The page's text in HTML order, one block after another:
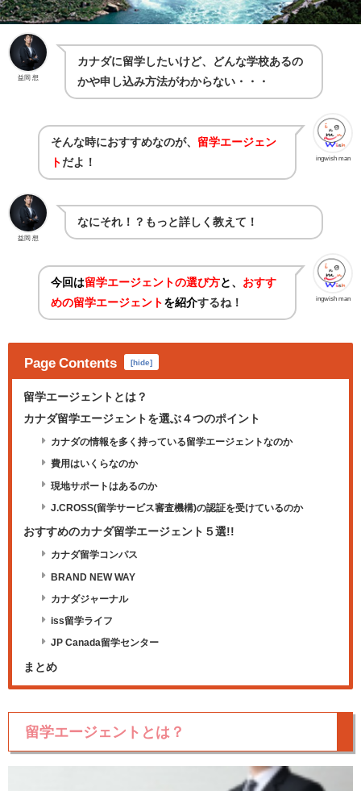
益岡 想
カナダに留学したいけど、どんな学校あるの
かや申し込み方法がわからない・・・
ingwish man
そんな時におすすめなのが、 留学エージェン
ト だよ！
益岡 想
なにそれ！？もっと詳しく教えて！
ingwish man
今回は留学エージェントの選び方と、 おすす
めの留学エージェント を紹介するね！
Page Contents [hide]
留学エージェントとは？
カナダ留学エージェントを選ぶ４つのポイント
カナダの情報を多く持っている留学エージェントなのか
費用はいくらなのか
現地サポートはあるのか
J.CROSS(留学サービス審査機構)の認証を受けているのか
おすすめのカナダ留学エージェント５選!!
カナダ留学コンパス
BRAND NEW WAY
カナダジャーナル
iss留学ライフ
JP Canada留学センター
まとめ
留学エージェントとは？